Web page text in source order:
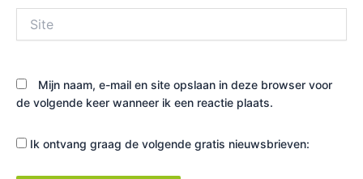
Mijn naam, e-mail en site opslaan in deze browser voor
de volgende keer wanneer ik een reactie plaats.
Ik ontvang graag de volgende gratis nieuwsbrieven: